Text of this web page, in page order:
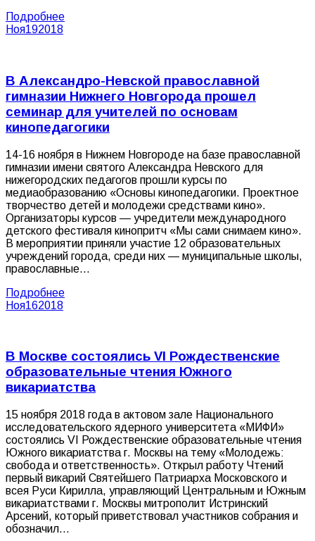
Подробнее
Ноя192018
В Александро-Невской православной
гимназии Нижнего Новгорода прошел
семинар для учителей по основам
кинопедагогики
14-16 ноября в Нижнем Новгороде на базе православной
гимназии имени святого Александра Невского для
нижегородских педагогов прошли курсы по
медиаобразованию «Основы кинопедагогики. Проектное
творчество детей и молодежи средствами кино».
Организаторы курсов — учредители международного
детского фестиваля кинопритч «Мы сами снимаем кино».
В мероприятии приняли участие 12 образовательных
учреждений города, среди них — муниципальные школы,
православные…
Подробнее
Ноя162018
В Москве состоялись VI Рождественские
образовательные чтения Южного
викариатства
15 ноября 2018 года в актовом зале Национального
исследовательского ядерного университета «МИФИ»
состоялись VI Рождественские образовательные чтения
Южного викариатства г. Москвы на тему «Молодежь:
свобода и ответственность». Открыл работу Чтений
первый викарий Святейшего Патриарха Московского и
всея Руси Кирилла, управляющий Центральным и Южным
викариатствами г. Москвы митрополит Истринский
Арсений, который приветствовал участников собрания и
обозначил…